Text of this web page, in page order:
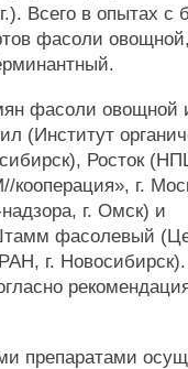
Всего в опытах с
фасоли
фасоли овощной
(Институт
Росток
г.
г. Омск) и
фасолевый
г.
препаратами